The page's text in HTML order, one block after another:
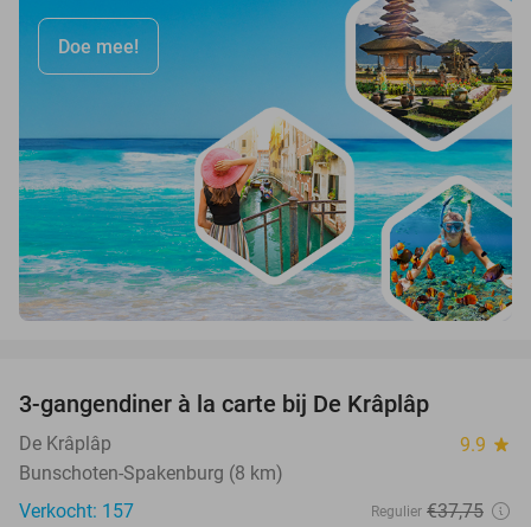
Doe mee!
3-gangendiner à la carte bij De Krâplâp
De Krâplâp 9.9 star
Bunschoten-Spakenburg (8 km)
Verkocht: 157
Regulier €37,75